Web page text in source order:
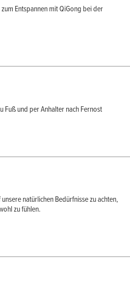
Entspannen mit QiGong bei der
Fuß und per Anhalter nach Fernost
natürlichen Bedürfnisse zu achten,
zu fühlen.